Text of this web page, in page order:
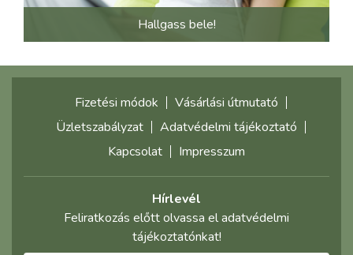
Hallgass bele!
Fizetési módok
Vásárlási útmutató
Üzletszabályzat
Adatvédelmi tájékoztató
Kapcsolat
Impresszum
Hírlevél
Feliratkozás előtt olvassa el adatvédelmi
tájékoztatónkat!